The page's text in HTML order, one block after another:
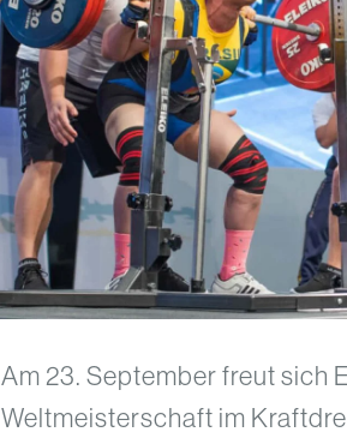
Am 23. September freut sich
Weltmeisterschaft im